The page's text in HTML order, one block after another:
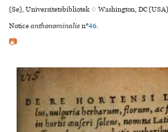
(Se), Universitetsbibliotek ♢ Washington, DC
Noticeanthonominalien°46.
📷